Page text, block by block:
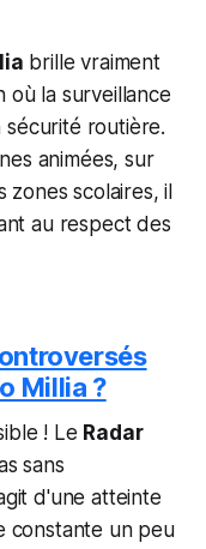
brille vraiment
où la surveillance
sécurité routière.
animées, sur
zones scolaires, il
au respect des
Millia ?
! Le Radar
sans
d'une atteinte
constante un peu